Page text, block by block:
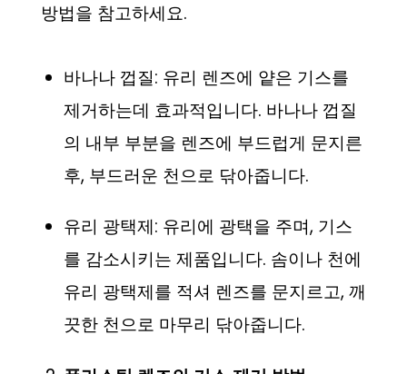
방법을 참고하세요.
바나나 껍질: 유리 렌즈에 얕은 기스를
제거하는데 효과적입니다. 바나나 껍질
의 내부 부분을 렌즈에 부드럽게 문지른
후, 부드러운 천으로 닦아줍니다.
유리 광택제: 유리에 광택을 주며, 기스
를 감소시키는 제품입니다. 솜이나 천에
유리 광택제를 적셔 렌즈를 문지르고, 깨
끗한 천으로 마무리 닦아줍니다.